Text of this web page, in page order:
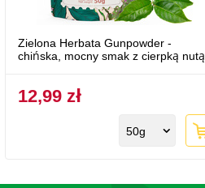
Zielona Herbata Gunpowder -
chińska, mocny smak z cierpką nutą
12,99 zł
50g